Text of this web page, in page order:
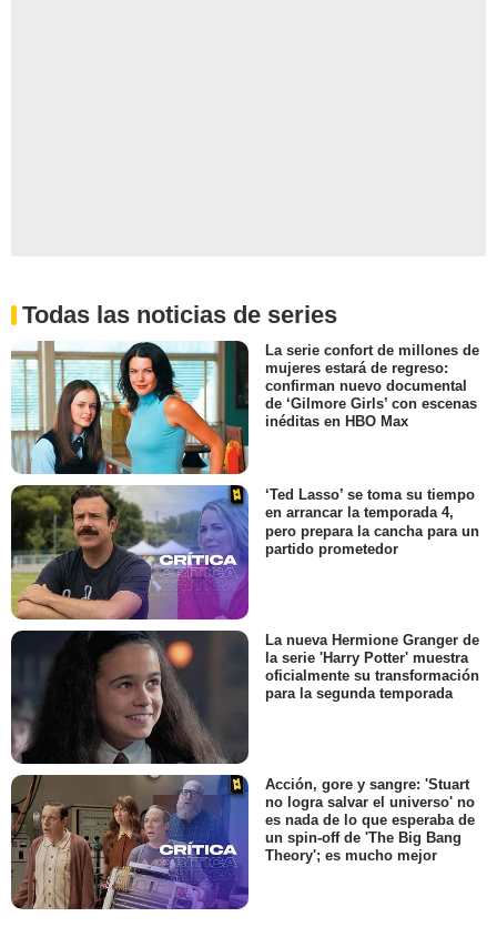
Todas las noticias de series
La serie confort de millones de
mujeres estará de regreso:
confirman nuevo documental
de ‘Gilmore Girls’ con escenas
inéditas en HBO Max
‘Ted Lasso’ se toma su tiempo
en arrancar la temporada 4,
pero prepara la cancha para un
partido prometedor
La nueva Hermione Granger de
la serie 'Harry Potter' muestra
oficialmente su transformación
para la segunda temporada
Acción, gore y sangre: 'Stuart
no logra salvar el universo' no
es nada de lo que esperaba de
un spin-off de 'The Big Bang
Theory'; es mucho mejor